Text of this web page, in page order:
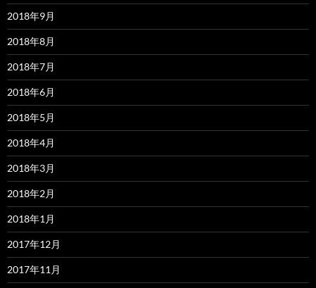
2018年9月
2018年8月
2018年7月
2018年6月
2018年5月
2018年4月
2018年3月
2018年2月
2018年1月
2017年12月
2017年11月